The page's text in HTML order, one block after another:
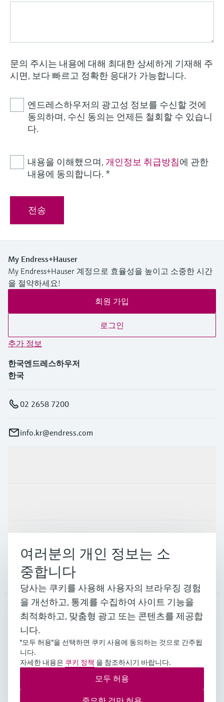
문의 주시는 내용에 대해 최대한 상세하게 기재해 주
시면, 보다 빠르고 정확한 응대가 가능합니다.
엔드레스하우저의 광고성 정보를 수신할 것에
동의하며, 수신 동의는 언제든 철회할 수 있습니
다.
내용을 이해했으며, 개인정보 취급방침에 관한
내용에 동의합니다. *
전송
My Endress+Hauser
My Endress+Hauser 계정으로 효율성을 높이고 소중한 시간
을 절약하세요!
회원 가입
로그인
추가 정보
한국엔드레스하우저
한국
02 2658 7200
info.kr@endress.com
회사 소개
KOR
Copyright © Endress+Hauser Group Services AG 대표이
사 : 김영석 주소 : 서울시 영등포구 여의공원로 101
CCMM 빌딩 사업자등록번호 : 109-81-52541 통신판매
업신고 : 2018-서울영등포-0400호
여러분의 개인 정보는 소
중합니다
당사는 쿠키를 사용해 사용자의 브라우징 경험
을 개선하고, 통계를 수집하여 사이트 기능을
최적화하고, 맞춤형 광고 또는 콘텐츠를 제공합
니다.
"모두 허용"을 선택하면 쿠키 사용에 동의하는 것으로 간주됩
니다.
자세한 내용은 쿠키 정책 을 참조하시기 바랍니다.
모두 허용